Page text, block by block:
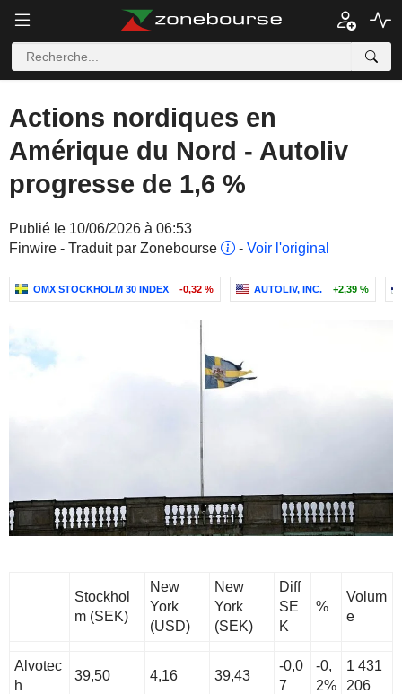
Actions nordiques en
Amérique du Nord - Autoliv
progresse de 1,6 %
Publié le 10/06/2026 à 06:53
Finwire - Traduit par Zonebourse
- Voir l'original
OMX STOCKHOLM 30 INDEX -0,32 % AUTOLIV, INC. +2,39 %
Stockhol
m (SEK)
New
York
(USD)
New
York
(SEK)
Diff
SE
K
%
Volum
e
Alvotec
h
39,50 4,16 39,43
-0,0
7
-0,
2%
1 431
206